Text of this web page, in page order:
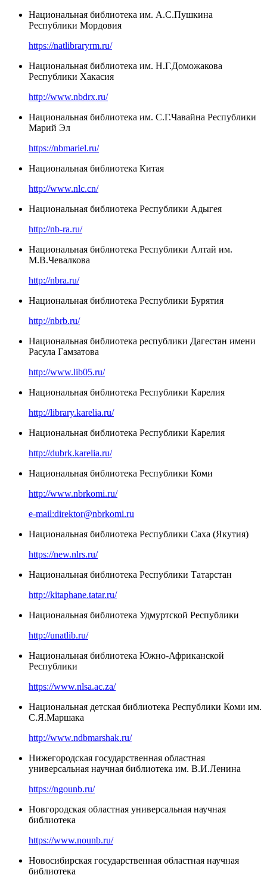
Национальная библиотека им. А.С.Пушкина
Республики Мордовия
https://natlibraryrm.ru/
Национальная библиотека им. Н.Г.Доможакова
Республики Хакасия
http://www.nbdrx.ru/
Национальная библиотека им. С.Г.Чавайна Республики
Марий Эл
https://nbmariel.ru/
Национальная библиотека Китая
http://www.nlc.cn/
Национальная библиотека Республики Адыгея
http://nb-ra.ru/
Национальная библиотека Республики Алтай им.
М.В.Чевалкова
http://nbra.ru/
Национальная библиотека Республики Бурятия
http://nbrb.ru/
Национальная библиотека республики Дагестан имени
Расула Гамзатова
http://www.lib05.ru/
Национальная библиотека Республики Карелия
http://library.karelia.ru/
Национальная библиотека Республики Карелия
http://dubrk.karelia.ru/
Национальная библиотека Республики Коми
http://www.nbrkomi.ru/
e-mail:direktor@nbrkomi.ru
Национальная библиотека Республики Саха (Якутия)
https://new.nlrs.ru/
Национальная библиотека Республики Татарстан
http://kitaphane.tatar.ru/
Национальная библиотека Удмуртской Республики
http://unatlib.ru/
Национальная библиотека Южно-Африканской
Республики
https://www.nlsa.ac.za/
Национальная детская библиотека Республики Коми им.
С.Я.Маршака
http://www.ndbmarshak.ru/
Нижегородская государственная областная
универсальная научная библиотека им. В.И.Ленина
https://ngounb.ru/
Новгородская областная универсальная научная
библиотека
https://www.nounb.ru/
Новосибирская государственная областная научная
библиотека